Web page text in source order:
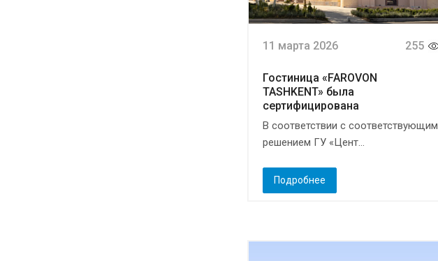
11 марта 2026 255
Гостиница «FAROVON
TASHKENT» была
сертифицирована
В соответствии с соответствующим
решением ГУ «Цент...
Подробнее